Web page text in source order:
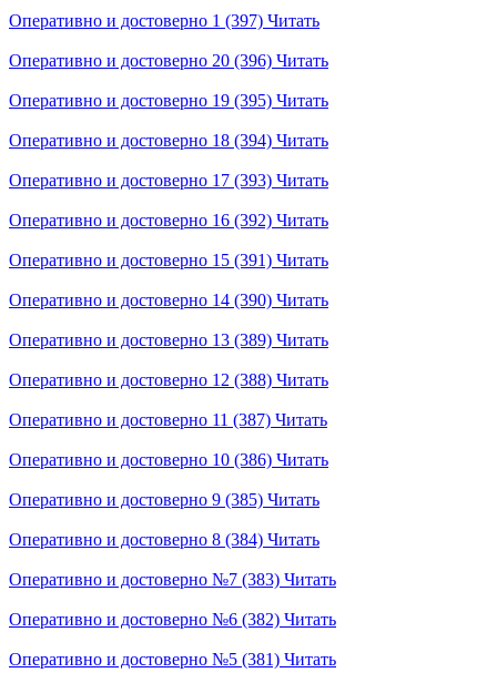
Оперативно и достоверно 1 (397) Читать
Оперативно и достоверно 20 (396) Читать
Оперативно и достоверно 19 (395) Читать
Оперативно и достоверно 18 (394) Читать
Оперативно и достоверно 17 (393) Читать
Оперативно и достоверно 16 (392) Читать
Оперативно и достоверно 15 (391) Читать
Оперативно и достоверно 14 (390) Читать
Оперативно и достоверно 13 (389) Читать
Оперативно и достоверно 12 (388) Читать
Оперативно и достоверно 11 (387) Читать
Оперативно и достоверно 10 (386) Читать
Оперативно и достоверно 9 (385) Читать
Оперативно и достоверно 8 (384) Читать
Оперативно и достоверно №7 (383) Читать
Оперативно и достоверно №6 (382) Читать
Оперативно и достоверно №5 (381) Читать